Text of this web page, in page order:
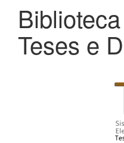
Teses e